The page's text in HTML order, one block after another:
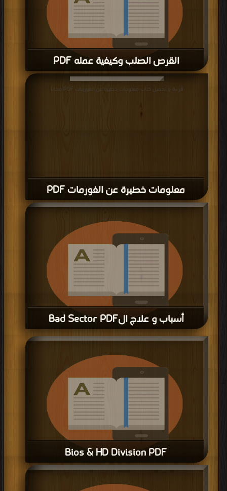
القرص الصلب وكيفية عمله PDF
قراءة و تحميل كتاب القرص الصلب وكيفية عمله PDF مجانا
معلومات خطيرة عن الفورمات PDF
قراءة و تحميل كتاب معلومات خطيرة عن الفورمات PDF مجانا
أسباب و علاج الBad Sector PDF
قراءة و تحميل كتاب أسباب و علاج الBad Sector PDF مجانا
Bios & HD Division PDF
قراءة و تحميل كتاب Bios & HD Division PDF مجانا